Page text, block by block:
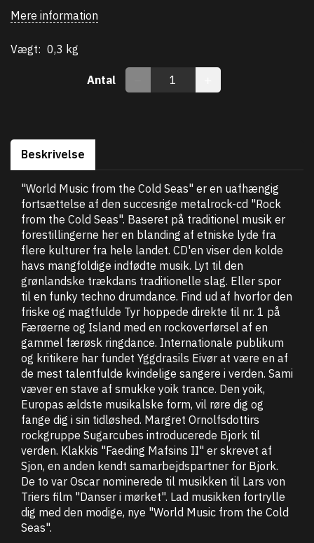
Mere information
Vægt: 0,3 kg
Antal
Beskrivelse
"World Music from the Cold Seas" er en uafhængig
fortsættelse af den succesrige metalrock-cd "Rock
from the Cold Seas". Baseret på traditionel musik er
forestillingerne her en blanding af etniske lyde fra
flere kulturer fra hele landet. CD'en viser den kolde
havs mangfoldige indfødte musik. Lyt til den
grønlandske trækdans traditionelle slag. Eller spor
til en funky techno drumdance. Find ud af hvorfor den
friske og magtfulde Tyr hoppede direkte til nr. 1 på
Færøerne og Island med en rockoverførsel af en
gammel færøsk ringdance. Internationale publikum
og kritikere har fundet Yggdrasils Eivør at være en af ​​
de mest talentfulde kvindelige sangere i verden. Sami
væver en stave af smukke yoik trance. Den yoik,
Europas ældste musikalske form, vil røre dig og
fange dig i sin tidløshed. Margret Ornolfsdottirs
rockgruppe Sugarcubes introducerede Bjork til
verden. Klakkis "Faeding Mafsins II" er skrevet af
Sjon, en anden kendt samarbejdspartner for Bjork.
De to var Oscar nominerede til musikken til Lars von
Triers film "Danser i mørket". Lad musikken fortrylle
dig med den modige, nye "World Music from the Cold
Seas".